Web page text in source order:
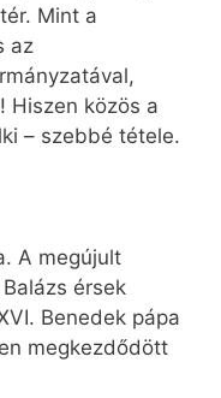
Mint a
az
Hiszen közös a
– szebbé tétele.
A megújult
érsek
Benedek pápa
megkezdődött